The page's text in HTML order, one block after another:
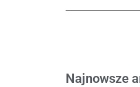
Najnowsze